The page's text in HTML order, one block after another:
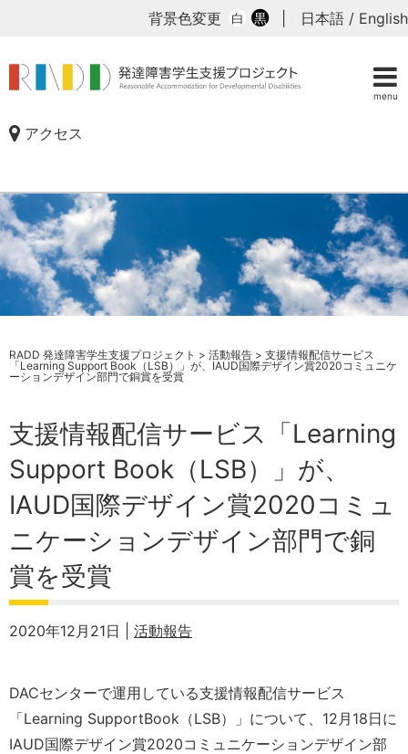
menu
背景色変更 白 黒 日本語 / English
アクセス
RADD 発達障害学生支援プロジェクト > 活動報告 > 支援情報配信サービス
「Learning Support Book（LSB）」が、IAUD国際デザイン賞2020コミュニケ
ーションデザイン部門で銅賞を受賞
支援情報配信サービス「Learning
Support Book（LSB）」が、
IAUD国際デザイン賞2020コミュ
ニケーションデザイン部門で銅
賞を受賞
2020年12月21日 | 活動報告
DACセンターで運用している支援情報配信サービス
「Learning SupportBook（LSB）」について、12月18日に
IAUD国際デザイン賞2020コミュニケーションデザイン部